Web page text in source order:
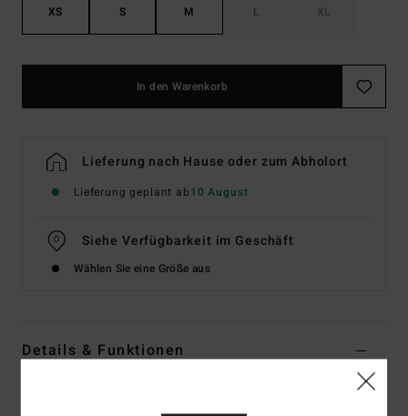
XS S M L XL
In den Warenkorb
Lieferung nach Hause oder zum Abholort
Lieferung geplant ab10 August
Siehe Verfügbarkeit im Geschäft
Wählen Sie eine Größe aus
Details & Funktionen